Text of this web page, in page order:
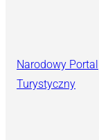
Narodowy Portal
Turystyczny